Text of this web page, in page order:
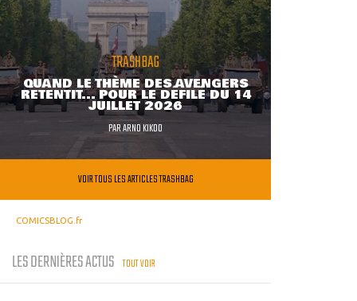
TRASHBAG
QUAND LE THÈME DES AVENGERS
RETENTIT... POUR LE DÉFILÉ DU 14
JUILLET 2026
PARARNO KIKOO
VOIR TOUS LES ARTICLES TRASHBAG
COMICSBLOG.fr
LES DERNIÈRES ACTUS TOUT VOIR